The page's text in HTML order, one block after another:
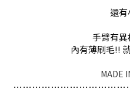
還
手臂有異
內有薄刷毛!!
MADE
………………………………